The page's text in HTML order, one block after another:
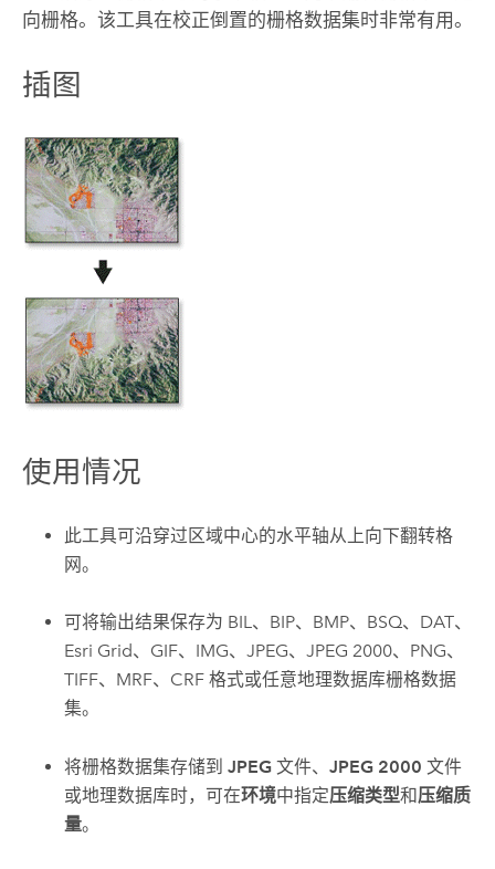
向栅格。该工具在校正倒置的栅格数据集时非常有用。
插图
使用情况
此工具可沿穿过区域中心的水平轴从上向下翻转格
网。
可将输出结果保存为 BIL、BIP、BMP、BSQ、DAT、
Esri Grid、GIF、IMG、JPEG、JPEG 2000、PNG、
TIFF、MRF、CRF 格式或任意地理数据库栅格数据
集。
将栅格数据集存储到JPEG 文件、JPEG 2000 文件
或地理数据库时，可在环境中指定压缩类型和压缩质
量。